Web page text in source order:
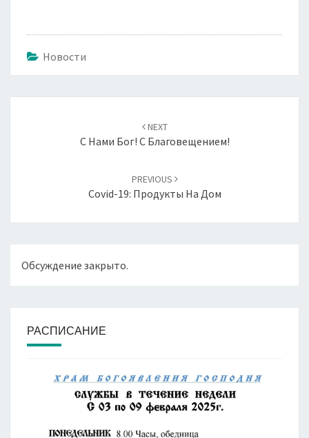
Новости
NEXT
С Нами Бог! С Благовещением!
PREVIOUS
Covid-19: Продукты На Дом
Обсуждение закрыто.
РАСПИСАНИЕ